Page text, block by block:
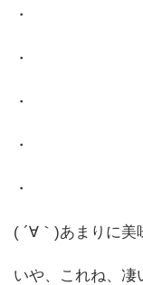
・
・
・
・
・
( ´∀｀)あまりに美
いや、これね、凄